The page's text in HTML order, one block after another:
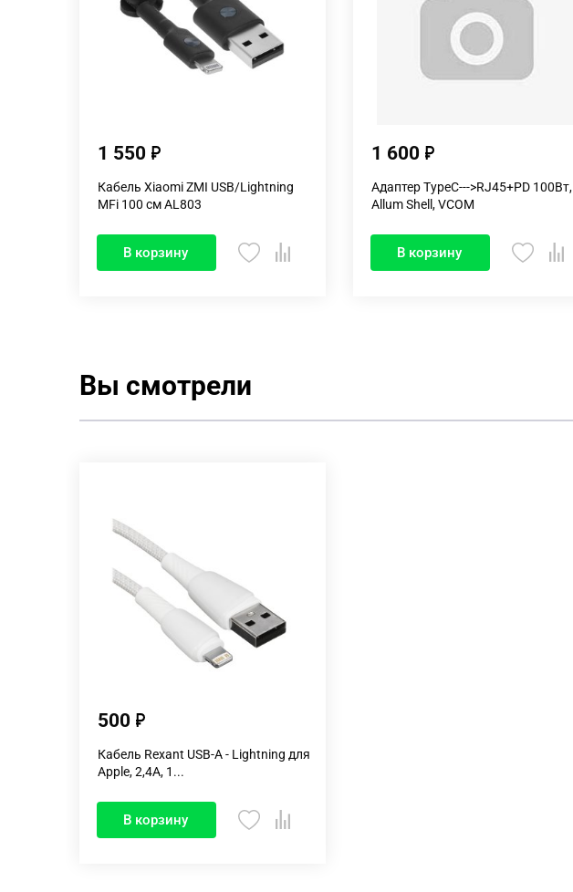
1 550
Кабель Xiaomi ZMI USB/Lightning
MFi 100 см AL803
В корзину
1 600
Адаптер TypeC--->RJ45+PD 100Вт,
Allum Shell, VCOM
В корзину
Вы смотрели
500
Кабель Rexant USB-A - Lightning для
Apple, 2,4А, 1...
В корзину